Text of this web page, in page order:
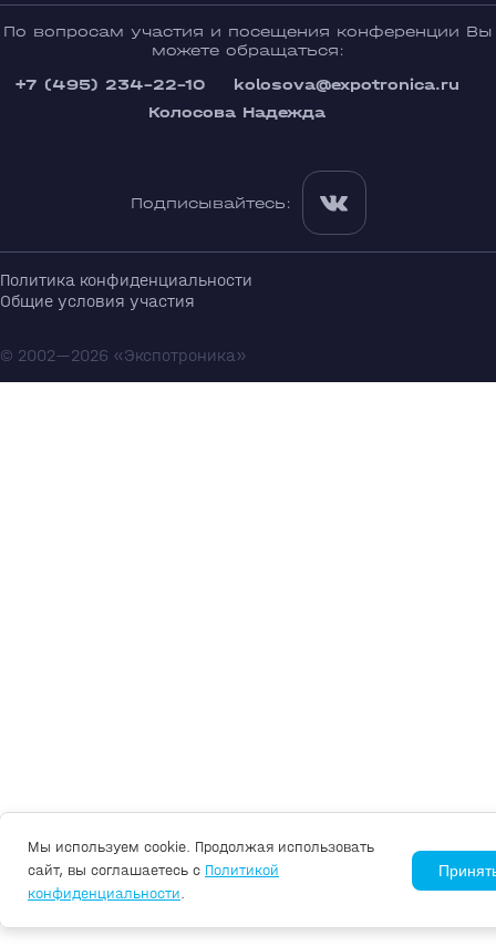
По вопросам участия и посещения конференции Вы
можете обращаться:
+7 (495) 234-22-10
kolosova@expotronica.ru
Колосова Надежда
Подписывайтесь:
Политика конфиденциальности
Общие условия участия
© 2002—2026 «Экспотроника»
Мы используем cookie. Продолжая использовать
сайт, вы соглашаетесь с Политикой
конфиденциальности.